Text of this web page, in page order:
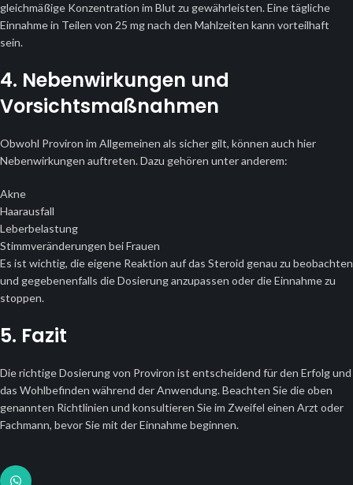
gleichmäßige Konzentration im Blut zu gewährleisten. Eine tägliche
Einnahme in Teilen von 25 mg nach den Mahlzeiten kann vorteilhaft
sein.
4. Nebenwirkungen und
Vorsichtsmaßnahmen
Obwohl Proviron im Allgemeinen als sicher gilt, können auch hier
Nebenwirkungen auftreten. Dazu gehören unter anderem:
Akne
Haarausfall
Leberbelastung
Stimmveränderungen bei Frauen
Es ist wichtig, die eigene Reaktion auf das Steroid genau zu beobachten
und gegebenenfalls die Dosierung anzupassen oder die Einnahme zu
stoppen.
5. Fazit
Die richtige Dosierung von Proviron ist entscheidend für den Erfolg und
das Wohlbefinden während der Anwendung. Beachten Sie die oben
genannten Richtlinien und konsultieren Sie im Zweifel einen Arzt oder
Fachmann, bevor Sie mit der Einnahme beginnen.